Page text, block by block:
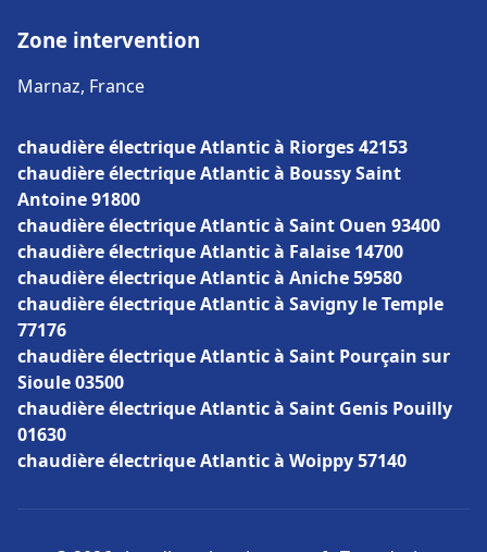
Zone intervention
Marnaz, France
chaudière électrique Atlantic à Riorges 42153
chaudière électrique Atlantic à Boussy Saint
Antoine 91800
chaudière électrique Atlantic à Saint Ouen 93400
chaudière électrique Atlantic à Falaise 14700
chaudière électrique Atlantic à Aniche 59580
chaudière électrique Atlantic à Savigny le Temple
77176
chaudière électrique Atlantic à Saint Pourçain sur
Sioule 03500
chaudière électrique Atlantic à Saint Genis Pouilly
01630
chaudière électrique Atlantic à Woippy 57140